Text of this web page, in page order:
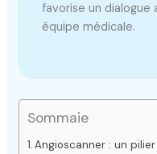
favorise un
équipe médicale.
Sommaie
Angioscanner : un